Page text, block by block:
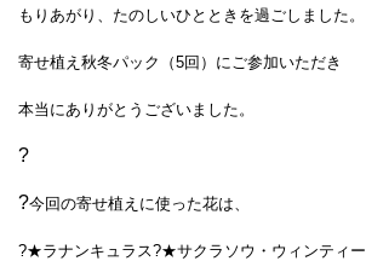
もりあがり、たのしいひとときを過ごしました。
寄せ植え秋冬パック（5回）にご参加いただき
本当にありがとうございました。
?
?今回の寄せ植えに使った花は、
?★ラナンキュラス?★サクラソウ・ウィンティー